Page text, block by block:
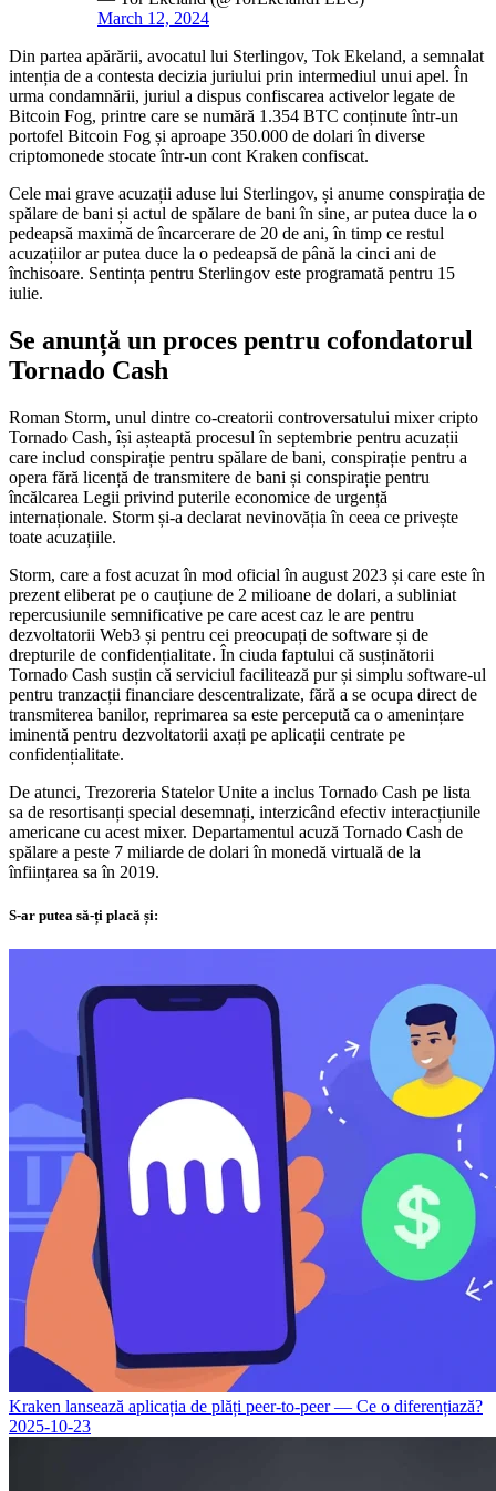
March 12, 2024
Din partea apărării, avocatul lui Sterlingov, Tok Ekeland, a semnalat
intenția de a contesta decizia juriului prin intermediul unui apel. În
urma condamnării, juriul a dispus confiscarea activelor legate de
Bitcoin Fog, printre care se numără 1.354 BTC conținute într-un
portofel Bitcoin Fog și aproape 350.000 de dolari în diverse
criptomonede stocate într-un cont Kraken confiscat.
Cele mai grave acuzații aduse lui Sterlingov, și anume conspirația de
spălare de bani și actul de spălare de bani în sine, ar putea duce la o
pedeapsă maximă de încarcerare de 20 de ani, în timp ce restul
acuzațiilor ar putea duce la o pedeapsă de până la cinci ani de
închisoare. Sentința pentru Sterlingov este programată pentru 15
iulie.
Se anunță un proces pentru cofondatorul
Tornado Cash
Roman Storm, unul dintre co-creatorii controversatului mixer cripto
Tornado Cash, își așteaptă procesul în septembrie pentru acuzații
care includ conspirație pentru spălare de bani, conspirație pentru a
opera fără licență de transmitere de bani și conspirație pentru
încălcarea Legii privind puterile economice de urgență
internaționale. Storm și-a declarat nevinovăția în ceea ce privește
toate acuzațiile.
Storm, care a fost acuzat în mod oficial în august 2023 și care este în
prezent eliberat pe o cauțiune de 2 milioane de dolari, a subliniat
repercusiunile semnificative pe care acest caz le are pentru
dezvoltatorii Web3 și pentru cei preocupați de software și de
drepturile de confidențialitate. În ciuda faptului că susținătorii
Tornado Cash susțin că serviciul facilitează pur și simplu software-ul
pentru tranzacții financiare descentralizate, fără a se ocupa direct de
transmiterea banilor, reprimarea sa este percepută ca o amenințare
iminentă pentru dezvoltatorii axați pe aplicații centrate pe
confidențialitate.
De atunci, Trezoreria Statelor Unite a inclus Tornado Cash pe lista
sa de resortisanți special desemnați, interzicând efectiv interacțiunile
americane cu acest mixer. Departamentul acuză Tornado Cash de
spălare a peste 7 miliarde de dolari în monedă virtuală de la
înființarea sa în 2019.
S-ar putea să-ți placă și:
Kraken lansează aplicația de plăți peer-to-peer — Ce o diferențiază?
2025-10-23